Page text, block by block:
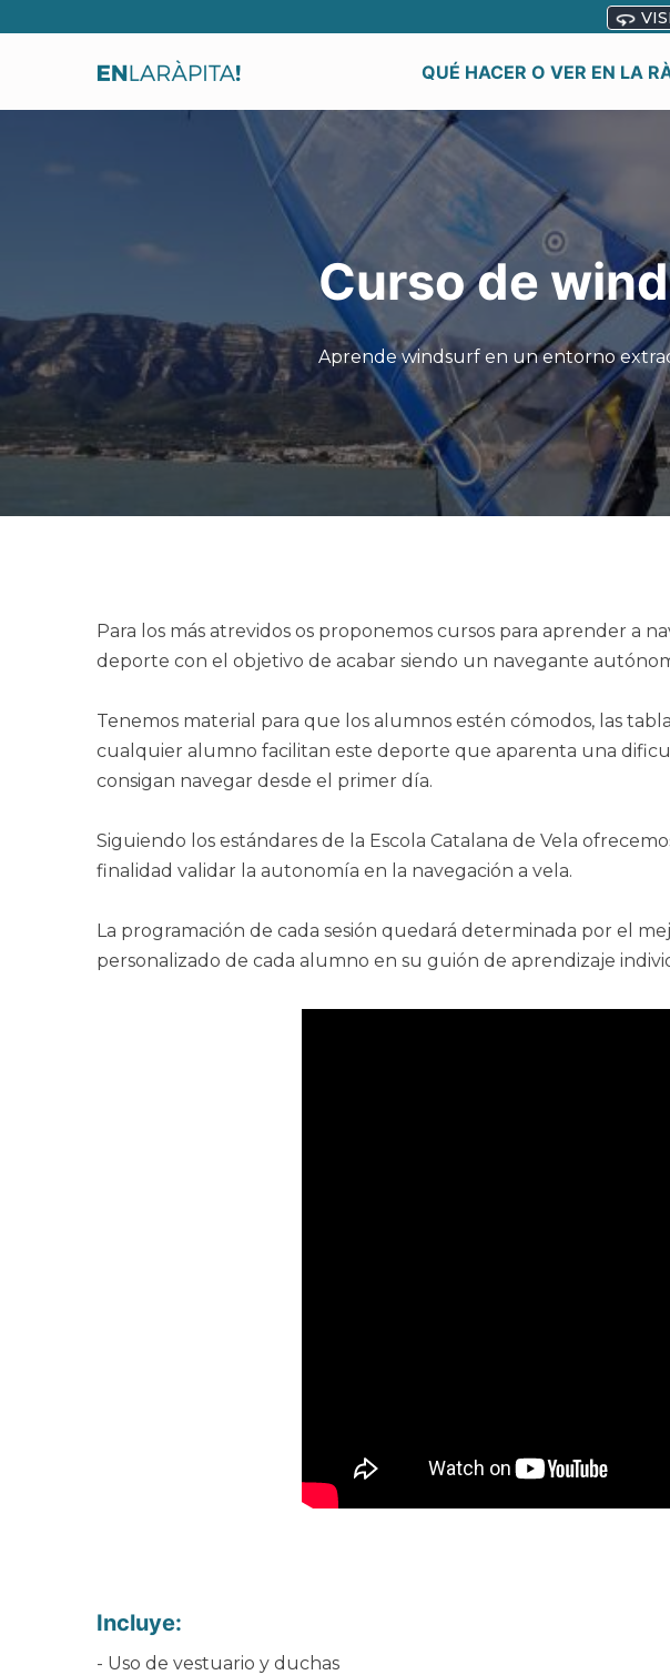
QUÉ HACER O VER EN LA
Curso de
Aprende windsurf en un entorno
Para los más atrevidos os proponemos cursos para aprender a
deporte con el objetivo de acabar siendo un navegante
Tenemos material para que los alumnos estén cómodos, las
cualquier alumno facilitan este deporte que aparenta una
consigan navegar desde el primer día.
Siguiendo los estándares de la Escola Catalana de Vela
finalidad validar la autonomía en la navegación a vela.
La programación de cada sesión quedará determinada por el
personalizado de cada alumno en su guión de aprendizaje
Incluye:
- Uso de vestuario y duchas